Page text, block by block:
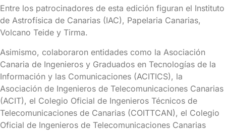
Entre los patrocinadores de esta edición figuran el Instituto
de Astrofísica de Canarias (IAC), Papelaria Canarias,
Volcano Teide y Tirma.
Asimismo, colaboraron entidades como la Asociación
Canaria de Ingenieros y Graduados en Tecnologías de la
Información y las Comunicaciones (ACITICS), la
Asociación de Ingenieros de Telecomunicaciones Canarias
(ACIT), el Colegio Oficial de Ingenieros Técnicos de
Telecomunicaciones de Canarias (COITTCAN), el Colegio
Oficial de Ingenieros de Telecomunicaciones Canarias